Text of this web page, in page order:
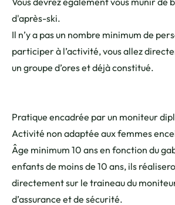
d'après-ski.
Il n’y a pas un nombre minimum de
participer à l’activité, vous allez
un groupe d’ores et déjà constitué.
Pratique encadrée par un moniteur
Activité non adaptée aux femmes
Âge minimum 10 ans en fonction du
enfants de moins de 10 ans, ils
directement sur le traineau du
d’assurance et de sécurité.